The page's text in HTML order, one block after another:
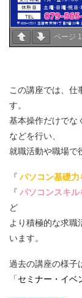
ページ 1
この講座では、仕
す。
基本操作だけでな
などを行い、
就職活動や職場で
『 パソコン基礎
『 パソコンスキ
ど
より積極的な求職
います。
過去の講座の様子
「セミナー・イベ